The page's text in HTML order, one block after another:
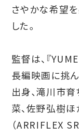
さやかな希望
した。
監督は、『
長編映画に挑
出身、滝川市育
菜、佐野弘樹ほ
（ARRIFLEX